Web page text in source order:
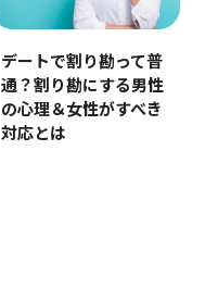
デートで割り勘って普
通？割り勘にする男性
の心理＆女性がすべき
対応とは